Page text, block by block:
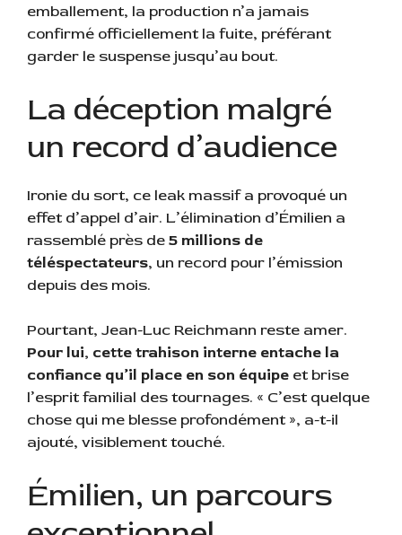
emballement, la production n’a jamais
confirmé officiellement la fuite, préférant
garder le suspense jusqu’au bout.
La déception malgré
un record d’audience
Ironie du sort, ce leak massif a provoqué un
effet d’appel d’air. L’élimination d’Émilien a
rassemblé près de5 millions de
téléspectateurs, un record pour l’émission
depuis des mois.
Pourtant, Jean-Luc Reichmann reste amer.
Pour lui, cette trahison interne entache la
confiance qu’il place en son équipe et brise
l’esprit familial des tournages. « C’est quelque
chose qui me blesse profondément », a-t-il
ajouté, visiblement touché.
Émilien, un parcours